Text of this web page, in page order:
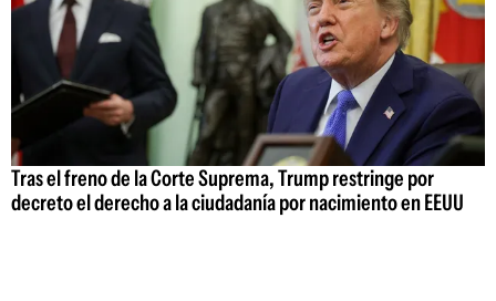
Tras el freno de la Corte Suprema, Trump restringe por
decreto el derecho a la ciudadanía por nacimiento en EEUU